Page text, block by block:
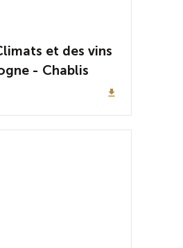
et des vins
- Chablis
file_download